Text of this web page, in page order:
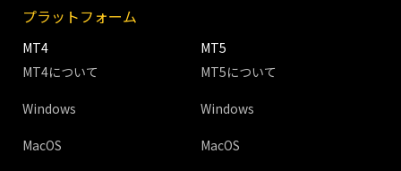
プラットフォーム
MT4
MT4について
Windows
MacOS
MT5
MT5について
Windows
MacOS